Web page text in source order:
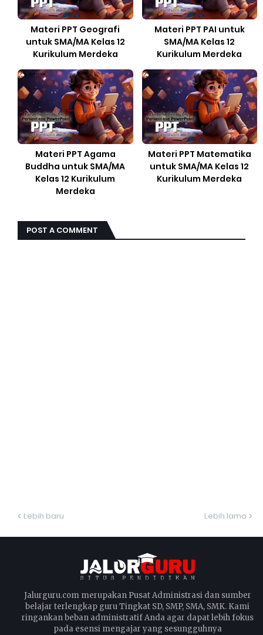
Materi PPT Geografi
untuk SMA/MA Kelas 12
Kurikulum Merdeka
Materi PPT PAI untuk
SMA/MA Kelas 12
Kurikulum Merdeka
Materi PPT Agama
Buddha untuk SMA/MA
Kelas 12 Kurikulum
Merdeka
Materi PPT Matematika
untuk SMA/MA Kelas 12
Kurikulum Merdeka
POST A COMMENT
Lebih baru Lebih lama
Jalurguru.com merupakan Pusat Administrasi dan sumber
belajar terlengkap guru Tingkat SD, SMP, SMA, SMK. Kami
ringankan beban administratif Anda agar dapat lebih fokus
pada esensi mengajar yang sesungguhnya